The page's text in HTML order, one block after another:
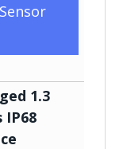
1.3
IP68